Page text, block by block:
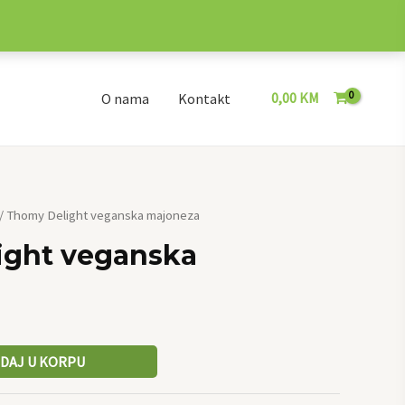
O nama Kontakt 0,00 KM
Thomy Delight veganska majoneza
veganska
U KORPU